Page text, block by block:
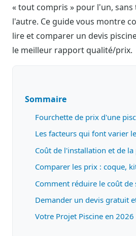
« tout compris » pour l'un,
l'autre. Ce guide vous montre
lire et comparer un devis
le meilleur rapport qualité/prix.
Sommaire
Fourchette de prix d'une
Les facteurs qui font varier
Coût de l'installation et de la
Comparer les prix : coque,
Comment réduire le coût
Demander un devis gratuit
Votre Projet Piscine en 2026